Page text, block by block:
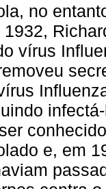
no
vírus
e, em